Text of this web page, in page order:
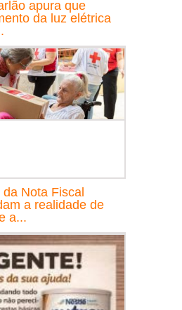
apura que
da luz elétrica
Nota Fiscal
a realidade de
a...